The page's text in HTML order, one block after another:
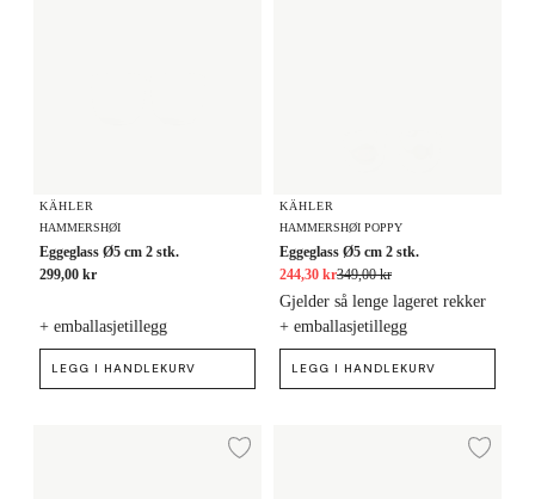
KÄHLER
HAMMERSHØI
Eggeglass Ø5 cm 2 stk.
299,00 kr
+ emballasjetillegg
LEGG I HANDLEKURV
KÄHLER
HAMMERSHØI POPPY
Eggeglass Ø5 cm 2 stk.
244,30 kr349,00 kr
+ emballasjetillegg
Gjelder så lenge lageret rekker
LEGG I HANDLEKURV
Legg til ønskeliste